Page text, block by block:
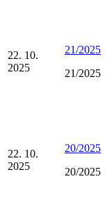
22. 10.
2025
21/2025
21/2025
22. 10.
2025
20/2025
20/2025